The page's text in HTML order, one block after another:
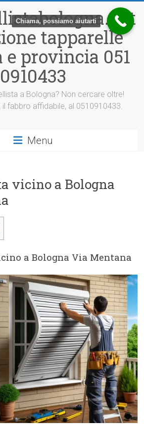
tapparelle
e provincia 051
0910433
a Bologna? Non cercare oltre!
il fabbro affidabile, al 0510910433.
Menu
vicino a Bologna
a Bologna Via Mentana
Chiama, possiamo aiutarti